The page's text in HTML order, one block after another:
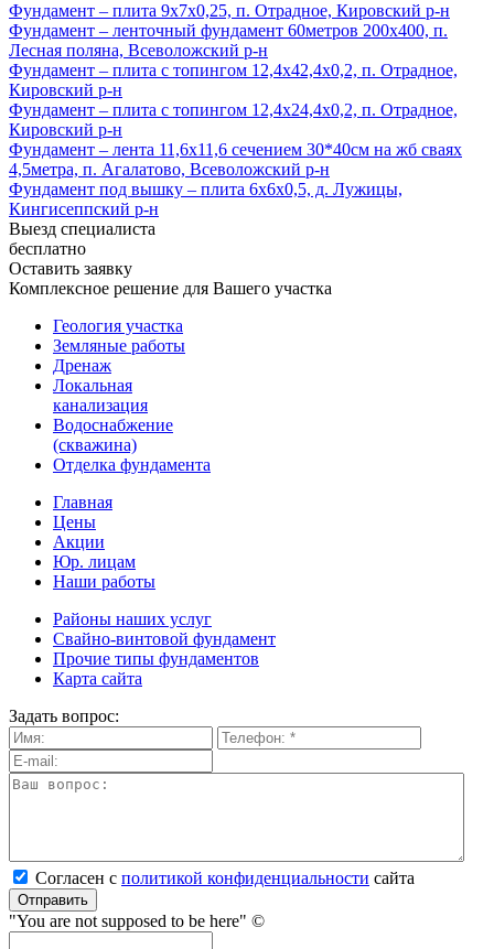
Фундамент – плита 9х7х0,25, п. Отрадное, Кировский р-н
Фундамент – ленточный фундамент 60метров 200х400, п.
Лесная поляна, Всеволожский р-н
Фундамент – плита с топингом 12,4х42,4х0,2, п. Отрадное,
Кировский р-н
Фундамент – плита с топингом 12,4х24,4х0,2, п. Отрадное,
Кировский р-н
Фундамент – лента 11,6х11,6 сечением 30*40см на жб сваях
4,5метра, п. Агалатово, Всеволожский р-н
Фундамент под вышку – плита 6х6х0,5, д. Лужицы,
Кингисеппский р-н
Выезд специалиста
бесплатно
Оставить заявку
Комплексное решение для Вашего участка
Геология участка
Земляные работы
Дренаж
Локальная
канализация
Водоснабжение
(скважина)
Отделка фундамента
Главная
Цены
Акции
Юр. лицам
Наши работы
Районы наших услуг
Свайно-винтовой фундамент
Прочие типы фундаментов
Карта сайта
Задать вопрос:
Согласен с политикой кон­фи­ден­ци­аль­нос­ти сайта
Отправить
"You are not supposed to be here" ©